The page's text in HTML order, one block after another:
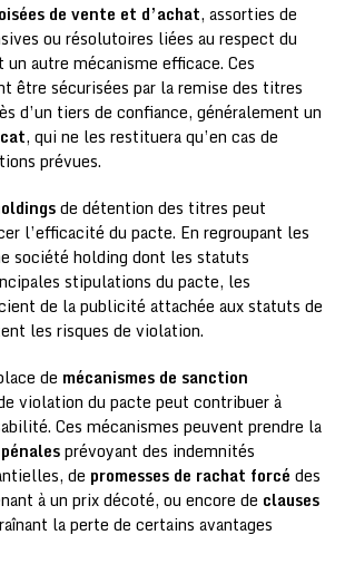
de vente et d’achat, assorties de
ou résolutoires liées au respect du
autre mécanisme efficace. Ces
être sécurisées par la remise des titres
d’un tiers de confiance, généralement un
, qui ne les restituera qu’en cas de
prévues.
de détention des titres peut
l’efficacité du pacte. En regroupant les
société holding dont les statuts
stipulations du pacte, les
de la publicité attachée aux statuts de
les risques de violation.
de mécanismes de sanction
violation du pacte peut contribuer à
Ces mécanismes peuvent prendre la
prévoyant des indemnités
de promesses de rachat forcé des
à un prix décoté, ou encore de clauses
la perte de certains avantages